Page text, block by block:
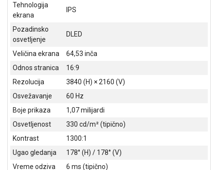
GPS
VIDEO
NADZOR I
OPREMA
KABLOVI I
KANCELARIJSKI
MATERIJAL
SVE
Tehnologija
ekrana
IPS
Pozadinsko
osvetljenje
DLED
Veličina ekrana
64,53 inča
Odnos stranica
16:9
Rezolucija
3840 (H) × 2160 (V)
Osvežavanje
60 Hz
Boje prikaza
1,07 milijardi
Osvetljenost
330 cd/m² (tipično)
Kontrast
1300:1
Ugao gledanja
178° (H) / 178° (V)
Vreme odziva
6 ms (tipično)